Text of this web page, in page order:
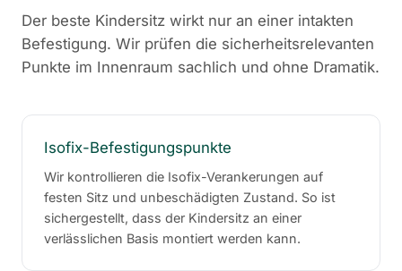
Der beste Kindersitz wirkt nur an einer intakten
Befestigung. Wir prüfen die sicherheitsrelevanten
Punkte im Innenraum sachlich und ohne Dramatik.
Isofix-Befestigungspunkte
Wir kontrollieren die Isofix-Verankerungen auf
festen Sitz und unbeschädigten Zustand. So ist
sichergestellt, dass der Kindersitz an einer
verlässlichen Basis montiert werden kann.